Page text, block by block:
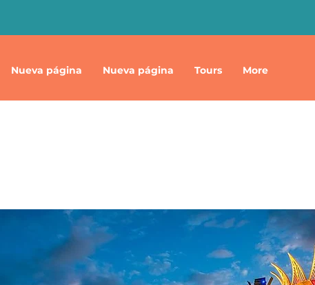
Nueva página Nueva página Tours More